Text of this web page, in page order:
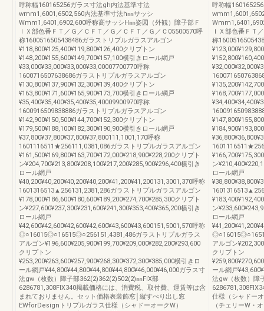
呼称幅160165256ガラス寸法gh内法基準寸法
wmm1,6001,6502,560内法基準寸法h㎜サッシ
Wmm1,6401,6902,600呼称高サッシH㎜姿図（外観）障子部Ｆ
ＩＸ部色番ＦＴ／Ｇ／ＣＦＴ／Ｇ／ＣＦＴ／Ｇ／Ｃ05500570呼
称1600516505438486ガラストリプルガラスアルゴン
¥118,800¥125,400¥119,800¥126,400クリプトン
¥148,200¥155,600¥149,700¥157,100横引きロール網戸
¥33,000¥33,000¥33,000¥33,00007700770呼称
1600716507638686ガラストリプルガラスアルゴン
¥130,800¥137,900¥132,300¥139,400クリプトン
¥163,800¥171,600¥165,900¥173,700横引きロール網戸
¥35,400¥35,400¥35,400¥35,40009900970呼称
1600916509838886ガラストリプルガラスアルゴン
¥142,900¥150,500¥144,700¥152,300クリプトン
¥179,500¥188,100¥182,300¥190,900横引きロール網戸
¥37,800¥37,800¥37,800¥37,800111,1001,170呼称
1601116511★256111,0381,086ガラストリプルガラスアルゴン
¥161,500¥169,800¥163,700¥172,000¥218,900¥228,200クリプト
ン¥204,700¥213,800¥208,100¥217,200¥285,900¥296,400横引き
ロール網戸
¥40,200¥40,200¥40,200¥40,200¥41,200¥41,200131,3001,370呼称
1601316513▲256131,2381,286ガラストリプルガラスアルゴン
¥178,000¥186,600¥180,600¥189,200¥274,700¥285,300クリプト
ン¥227,600¥237,300¥231,600¥241,300¥353,400¥365,200横引き
ロール網戸
¥42,600¥42,600¥42,600¥42,600¥43,600¥43,600151,5001,570呼称
◎○16015◎○16515◎○256151,4381,486ガラストリプルガラス
アルゴン¥196,600¥205,900¥199,700¥209,000¥282,200¥293,600
クリプトン
¥253,200¥263,600¥257,900¥268,300¥372,300¥385,000横引きロ
ール網戸¥44,800¥44,800¥44,800¥44,800¥46,000¥46,000ガラス寸
法gw（枚数）障子部362(2)362(2)502(2)㎜FIX部
6286781,308FIX340掲載価格には、消費税、取付費、運賃等は含
まれておりません。セット価格表装飾窓│縦すべり出し窓
EWforDesignトリプルガラス仕様（シャドーオークW）
呼称幅
ＩＸ部色番ＦＴ
称
ン
ロール網戸
ン
ロール網戸
アルゴン
クリプトン
ール網戸
法gw（枚数）障
仕様（シャドー
（チェリーW・